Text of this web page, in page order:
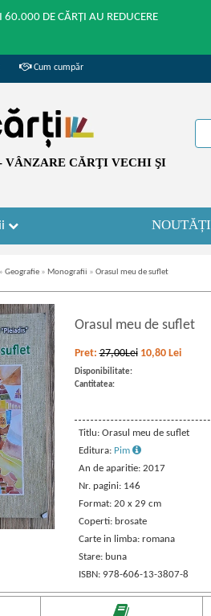
60.000 DE CĂRȚI AU REDUCERE
Cum cumpăr
VÂNZARE CĂRŢI VECHI ŞI
NOUTĂȚI
» Geografie » Monografii » Orasul meu de suflet
Orasul meu de suflet
Pret:27,00Lei 10,80 Lei
Disponibilitate:
Cantitatea:
Titlu: Orasul meu de suflet
Editura: Pim
An de aparitie: 2017
Nr. pagini: 146
Format: 20 x 29 cm
Coperti: brosate
Carte in limba: romana
Stare: buna
ISBN: 978-606-13-3807-8